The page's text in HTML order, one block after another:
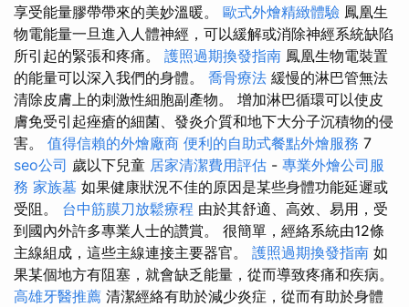
享受能量膠帶帶來的美妙溫暖。 歐式外燴精緻體驗 鳳凰生
物電能量一旦進入人體神經，可以緩解或消除神經系統缺陷
所引起的緊張和疼痛。 護照過期換發指南 鳳凰生物電裝置
的能量可以深入我們的身體。 喬骨療法 緩慢的淋巴管無法
清除皮膚上的刺激性細胞副產物。 增加淋巴循環可以使皮
膚免受引起痤瘡的細菌、發炎介質和地下大分子沉積物的侵
害。 值得信賴的外燴廠商 便利的自助式餐點外燴服務 7
seo公司 歲以下兒童 居家清潔費用評估 - 專業外燴公司服
務 家族墓 如果健康狀況不佳的原因是某些身體功能延遲或
受阻。 台中筋膜刀放鬆療程 由於其舒適、高效、易用，受
到國內外許多專業人士的讚賞。 很簡單，經絡系統由12條
主線組成，這些主線連接主要器官。 護照過期換發指南 如
果某個地方有阻塞，就會缺乏能量，從而導致疼痛和疾病。
高雄牙醫推薦 清潔經絡有助於減少炎症，從而有助於身體